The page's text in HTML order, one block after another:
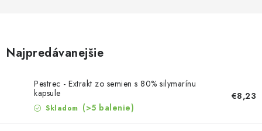
MUŽI
OSTATNÉ
DOVOLENKA
Najpredávanejšie
Pestrec - Extrakt zo semien s 80% silymarínu
kapsule
Skladom (>5 balenie)
€8,23